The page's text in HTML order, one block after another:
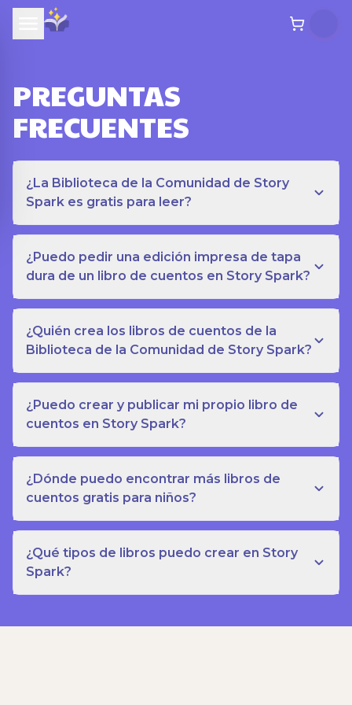
PREGUNTAS
FRECUENTES
¿La Biblioteca de la Comunidad de Story
Spark es gratis para leer?
¿Puedo pedir una edición impresa de tapa
dura de un libro de cuentos en Story Spark?
¿Quién crea los libros de cuentos de la
Biblioteca de la Comunidad de Story Spark?
¿Puedo crear y publicar mi propio libro de
cuentos en Story Spark?
¿Dónde puedo encontrar más libros de
cuentos gratis para niños?
¿Qué tipos de libros puedo crear en Story
Spark?